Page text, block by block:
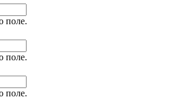
поле.
поле.
поле.